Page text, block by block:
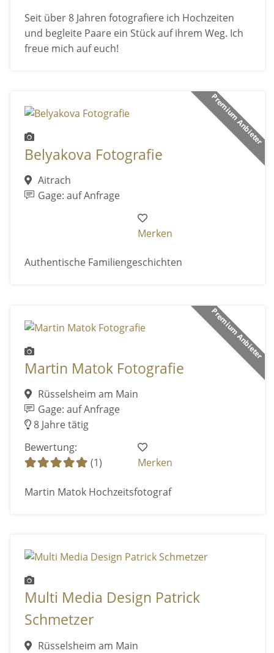
Seit über 8 Jahren fotografiere ich Hochzeiten
und begleite Paare ein Stück auf ihrem Weg. Ich
freue mich auf euch!
Premium Anbieter
Belyakova Fotografie
Aitrach
Gage: auf Anfrage
Merken
Authentische Familiengeschichten
Premium Anbieter
Martin Matok Fotografie
Rüsselsheim am Main
Gage: auf Anfrage
8 Jahre tätig
Bewertung:
(1)
Merken
Martin Matok Hochzeitsfotograf
Multi Media Design Patrick
Schmetzer
Rüsselsheim am Main